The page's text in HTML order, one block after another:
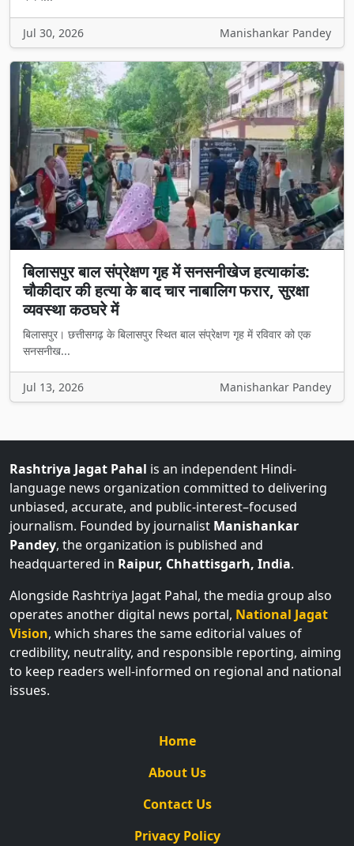
Jul 30, 2026 Manishankar Pandey
बिलासपुर बाल संप्रेक्षण गृह में सनसनीखेज हत्याकांड:
चौकीदार की हत्या के बाद चार नाबालिग फरार, सुरक्षा
व्यवस्था कठघरे में
बिलासपुर। छत्तीसगढ़ के बिलासपुर स्थित बाल संप्रेक्षण गृह में रविवार को एक
सनसनीख...
Jul 13, 2026 Manishankar Pandey
Rashtriya Jagat Pahal is an independent Hindi-
language news organization committed to delivering
unbiased, accurate, and public-interest–focused
journalism. Founded by journalist Manishankar
Pandey, the organization is published and
headquartered in Raipur, Chhattisgarh, India.
Alongside Rashtriya Jagat Pahal, the media group also
operates another digital news portal, National Jagat
Vision, which shares the same editorial values of
credibility, neutrality, and responsible reporting, aiming
to keep readers well-informed on regional and national
issues.
Home
About Us
Contact Us
Privacy Policy